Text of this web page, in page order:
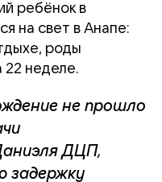
ребёнок в
на свет в Анапе:
роды
22 неделе.
не прошло
ДЦП,
задержку